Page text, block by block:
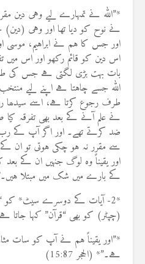
*”اللہ نے تمہارے لیے وہی دین
نے نوح کو دیا تھا اور وہی
اور جس کا ہم نے ابراہیم، موسیٰ
اس دین کو قائم رکھو اور اس میں
بات بہت بڑی لگتی ہے جس کی
اللہ جسے چاہتا ہے اپنے لیے
طرف رجوع کرتا ہے، اسے سیدھا
نے علم آنے کے بعد بھی تفرقہ
ضد کرتے تھے۔ اور اگر آپ کے
سے مقرر نہ ہو چکی ہوتی تو ان کے
اور یقیناً وہ لوگ جنہیں ان کے بعد
کے بارے میں شک میں مبتلا ہیں۔”*
*2- آیات کے دوسرے سیٹ* کو
(چپٹر) کو بھی “قرآن” کہا
*”اور یقیناً ہم نے آپ کو سات
ہے۔”* (الحجر 15:87)